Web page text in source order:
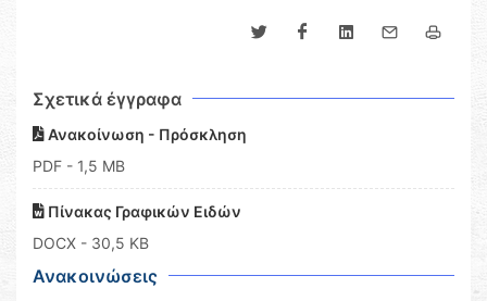
Σχετικά έγγραφα
Ανακοίνωση - Πρόσκληση
PDF - 1,5 MB
Πίνακας Γραφικών Ειδών
DOCX - 30,5 KB
Ανακοινώσεις